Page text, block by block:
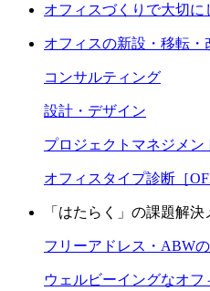
オフィスづくりで大切に
オフィスの新設・移転・
コンサルティング
設計・デザイン
プロジェクトマネジメン
オフィスタイプ診断［
「はたらく」の課題解決
フリーアドレス・ABW
ウェルビーイングなオフ